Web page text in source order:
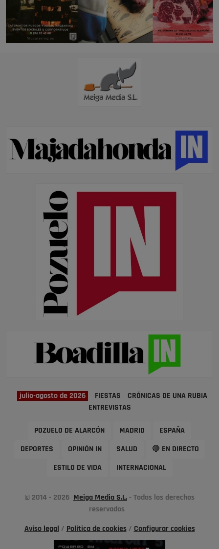
julio-agosto de 2026 FIESTAS
CRÓNICAS DE UNA RUBIA
ENTREVISTAS
POZUELO DE ALARCÓN MADRID ESPAÑA
DEPORTES OPINIÓN IN SALUD 🔴 EN DIRECTO
ESTILO DE VIDA INTERNACIONAL
© 2014 - 2026 Meiga Media S.L. - Todos los derechos
reservados
Aviso legal / Política de cookies/ Configurar cookies